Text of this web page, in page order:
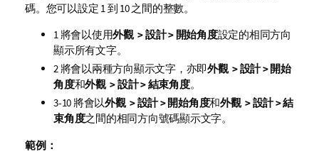
碼。您可以設定 1 到 10 之間的整數。
1 將會以使用外觀 > 設計 > 開始角度設定的相同方向
顯示所有文字。
2 將會以兩種方向顯示文字，亦即外觀 > 設計 > 開始
角度和外觀 > 設計 > 結束角度。
3-10 將會以外觀 > 設計 > 開始角度和外觀 > 設計 > 結
束角度之間的相同方向號碼顯示文字。
範例：